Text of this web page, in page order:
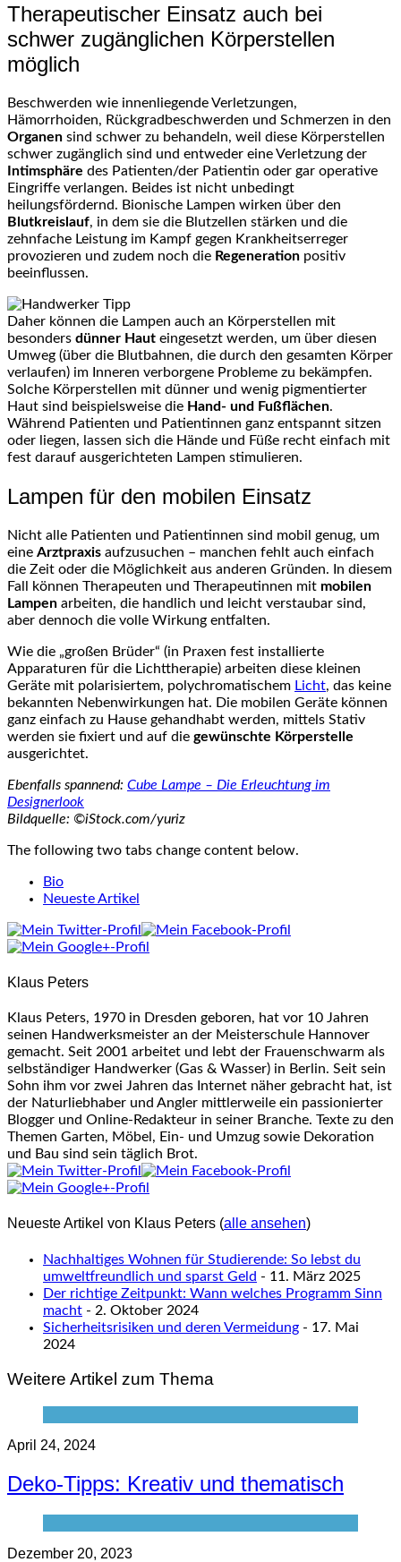
Therapeutischer Einsatz auch bei
schwer zugänglichen Körperstellen
möglich
Beschwerden wie innenliegende Verletzungen,
Hämorrhoiden, Rückgradbeschwerden und Schmerzen in den
Organen sind schwer zu behandeln, weil diese Körperstellen
schwer zugänglich sind und entweder eine Verletzung der
Intimsphäre des Patienten/der Patientin oder gar operative
Eingriffe verlangen. Beides ist nicht unbedingt
heilungsfördernd. Bionische Lampen wirken über den
Blutkreislauf, in dem sie die Blutzellen stärken und die
zehnfache Leistung im Kampf gegen Krankheitserreger
provozieren und zudem noch die Regeneration positiv
beeinflussen.
Daher können die Lampen auch an Körperstellen mit
besonders dünner Haut eingesetzt werden, um über diesen
Umweg (über die Blutbahnen, die durch den gesamten Körper
verlaufen) im Inneren verborgene Probleme zu bekämpfen.
Solche Körperstellen mit dünner und wenig pigmentierter
Haut sind beispielsweise die Hand- und Fußflächen.
Während Patienten und Patientinnen ganz entspannt sitzen
oder liegen, lassen sich die Hände und Füße recht einfach mit
fest darauf ausgerichteten Lampen stimulieren.
Lampen für den mobilen Einsatz
Nicht alle Patienten und Patientinnen sind mobil genug, um
eine Arztpraxis aufzusuchen – manchen fehlt auch einfach
die Zeit oder die Möglichkeit aus anderen Gründen. In diesem
Fall können Therapeuten und Therapeutinnen mit mobilen
Lampen arbeiten, die handlich und leicht verstaubar sind,
aber dennoch die volle Wirkung entfalten.
Wie die „großen Brüder“ (in Praxen fest installierte
Apparaturen für die Lichttherapie) arbeiten diese kleinen
Geräte mit polarisiertem, polychromatischem Licht, das keine
bekannten Nebenwirkungen hat. Die mobilen Geräte können
ganz einfach zu Hause gehandhabt werden, mittels Stativ
werden sie fixiert und auf die gewünschte Körperstelle
ausgerichtet.
Ebenfalls spannend: Cube Lampe – Die Erleuchtung im
Designerlook
Bildquelle: ©iStock.com/yuriz
The following two tabs change content below.
Bio
Neueste Artikel
Klaus Peters
Klaus Peters, 1970 in Dresden geboren, hat vor 10 Jahren
seinen Handwerksmeister an der Meisterschule Hannover
gemacht. Seit 2001 arbeitet und lebt der Frauenschwarm als
selbständiger Handwerker (Gas & Wasser) in Berlin. Seit sein
Sohn ihm vor zwei Jahren das Internet näher gebracht hat, ist
der Naturliebhaber und Angler mittlerweile ein passionierter
Blogger und Online-Redakteur in seiner Branche. Texte zu den
Themen Garten, Möbel, Ein- und Umzug sowie Dekoration
und Bau sind sein täglich Brot.
Neueste Artikel von Klaus Peters (alle ansehen)
Nachhaltiges Wohnen für Studierende: So lebst du
umweltfreundlich und sparst Geld - 11. März 2025
Der richtige Zeitpunkt: Wann welches Programm Sinn
macht - 2. Oktober 2024
Sicherheitsrisiken und deren Vermeidung - 17. Mai
2024
Weitere Artikel zum Thema
April 24, 2024
Deko-Tipps: Kreativ und thematisch
Dezember 20, 2023